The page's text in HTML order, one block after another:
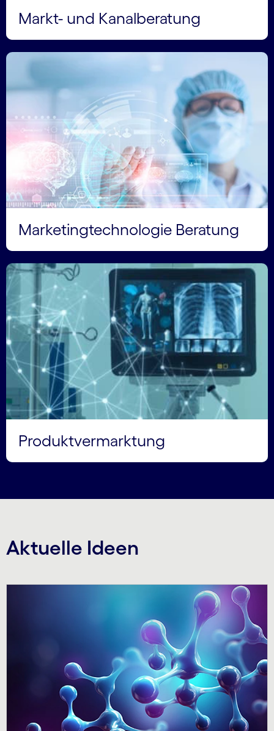
Markt- und Kanalberatung
Marketingtechnologie Beratung
Produktvermarktung
Aktuelle Ideen